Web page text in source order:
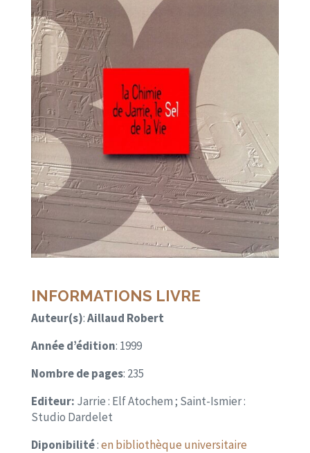
INFORMATIONS LIVRE
Auteur(s):Aillaud Robert
Année d’édition: 1999
Nombre de pages: 235
Editeur: Jarrie : Elf Atochem ; Saint-Ismier :
Studio Dardelet
Diponibilité:en bibliothèque universitaire